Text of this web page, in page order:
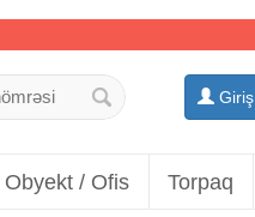
Giriş
Obyekt / Ofis Torpaq